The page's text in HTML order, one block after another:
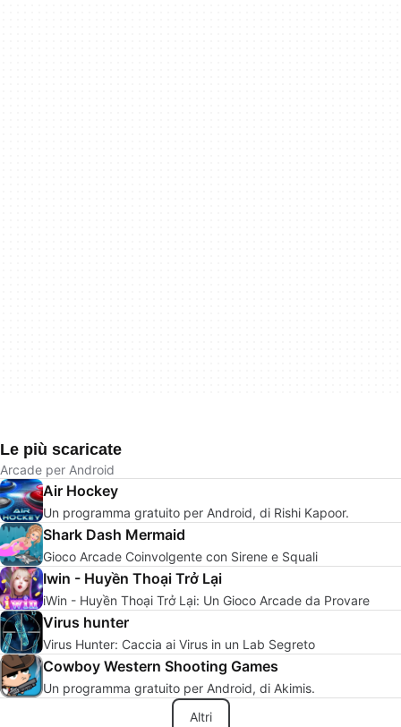
Le più scaricate
Arcade per Android
Air Hockey
Un programma gratuito per Android, di Rishi Kapoor.
Shark Dash Mermaid
Gioco Arcade Coinvolgente con Sirene e Squali
Iwin - Huyền Thoại Trở Lại
iWin - Huyền Thoại Trở Lại: Un Gioco Arcade da Provare
Virus hunter
Virus Hunter: Caccia ai Virus in un Lab Segreto
Cowboy Western Shooting Games
Un programma gratuito per Android, di Akimis.
Altri